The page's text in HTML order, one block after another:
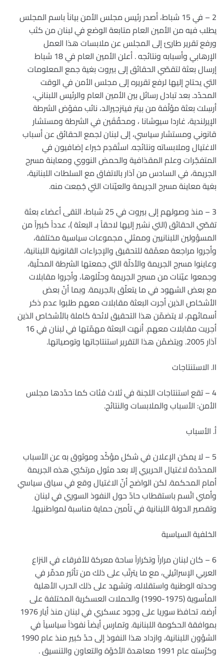
2 – في 15 شباط، أصدر رئيس مجلس الأمن بياناً باسم المجلس
يطلب فيه من الأمين العام متابعة الوضع في لبنان من كثب
ورفع تقرير طارئ إلى المجلس عن ملابسات هذا العمل
الإرهابي وأسبابه ونتائجه . أعلن الأمين العام في 18 شباط
إرسال بعثة لتقصّي الحقائق إلى بيروت بغية جمع المعلومات
التي يحتاج إليها لرفع تقريره إلى مجلس الأمن في الوقت
المحدّد. بعد تبادل رسائل بين الأمين العام والرئيس اللبناني،
أرسِلت بعثة مؤلّفة من بيتر فيتزجيرالد، نائب مفوّض الشرطة
الإيرلندية، غاردا سيوشانا ، ومحقّقَين في الشرطة ومستشار
قانوني ومستشار سياسي، إلى لبنان لجمع الحقائق عن أسباب
الاغتيال وملابساته ونتائجه. استُقدِم خبراء إضافيون في
المتفجّرات وعلم المقذافية والحمض النووي ومعاينة مسرح
الجريمة، في السادس من آذار بالاتفاق مع السلطات اللبنانية،
بغية معاينة مسرح الجريمة والعيّنات التي جُمِعت منه.
3 – منذ وصولهم إلى بيروت في 25 شباط، التقى أعضاء بعثة
تقصّي الحقائق (التي نشير إليها لاحقاً بـ البعثة )، عدداً كبيراً من
المسؤولين اللبنانيين وممثلي مجموعات سياسية مختلفة،
وأجروا مراجعة معمّقة للتحقيق والإجراءات القانونية اللبنانية،
وعاينوا مسرح الجريمة والأدلّة التي جمعتها الشرطة المحلّية،
وجمعوا عيّنات من مسرح الجريمة وحلّلوها، وأجروا مقابلات
مع بعض الشهود في ما يتعلّق بالجريمة. وبما أنّ بعض
الأشخاص الذين أجرت البعثة مقابلات معهم طلبوا عدم ذكر
أسمائهم، لا يتضمّن هذا التحقيق لائحة كاملة بالأشخاص الذين
أجريت مقابلات معهم. أنهت البعثة مهمّتها في لبنان في 16
آذار 2005. ويتضمّن هذا التقرير استنتاجاتها وتوصياتها.
II. الاستنتاجات
4 – تقع استنتاجات اللجنة في ثلاث فئات كما حدّدها مجلس
الأمن: الأسباب والملابسات والنتائج.
أ. الأسباب
5 – لا يمكن الإعلان في شكل مؤكّد وموثوق به عن الأسباب
المحدّدة لاغتيال الحريري إلا بعد مثول مرتكبي هذه الجريمة
أمام المحكمة. لكن الواضح أنّ الاغتيال وقع في سياق سياسي
وأمني اتّسم باستقطاب حادّ حول النفوذ السوري في لبنان
وتقصير الدولة اللبنانية في تأمين حماية مناسبة لمواطنيها.
الخلفية السياسية
6 – كان لبنان مراراً وتكراراً ساحة معركة للأفرقاء في النزاع
العربي الإسرائيلي، مع ما يترتّب على ذلك من تأثير مدمِّر في
وحدته الوطنية واستقلاله، وتشهد على ذلك الحرب الأهلية
المأسوية (1975-1990) والحملات العسكرية المختلفة على
أرضه. تحافظ سوريا على وجود عسكري في لبنان منذ أيار 1976
بموافقة الحكومة اللبنانية. وتمارس أيضاً نفوذاً سياسياً في
الشؤون اللبنانية، وازداد هذا النفوذ إلى حدّ كبير منذ عام 1990
وكرّسته عام 1991 معاهدة الأخوّة والتعاون والتنسيق .